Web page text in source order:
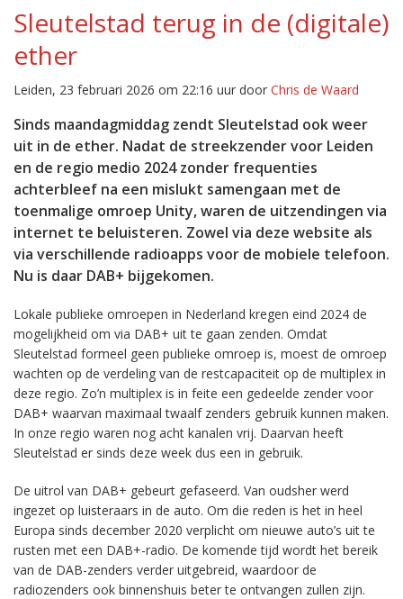
Sleutelstad terug in de (digitale)
ether
Leiden, 23 februari 2026 om 22:16 uur door Chris de Waard
Sinds maandagmiddag zendt Sleutelstad ook weer
uit in de ether. Nadat de streekzender voor Leiden
en de regio medio 2024 zonder frequenties
achterbleef na een mislukt samengaan met de
toenmalige omroep Unity, waren de uitzendingen via
internet te beluisteren. Zowel via deze website als
via verschillende radioapps voor de mobiele telefoon.
Nu is daar DAB+ bijgekomen.
Lokale publieke omroepen in Nederland kregen eind 2024 de
mogelijkheid om via DAB+ uit te gaan zenden. Omdat
Sleutelstad formeel geen publieke omroep is, moest de omroep
wachten op de verdeling van de restcapaciteit op de multiplex in
deze regio. Zo’n multiplex is in feite een gedeelde zender voor
DAB+ waarvan maximaal twaalf zenders gebruik kunnen maken.
In onze regio waren nog acht kanalen vrij. Daarvan heeft
Sleutelstad er sinds deze week dus een in gebruik.
De uitrol van DAB+ gebeurt gefaseerd. Van oudsher werd
ingezet op luisteraars in de auto. Om die reden is het in heel
Europa sinds december 2020 verplicht om nieuwe auto’s uit te
rusten met een DAB+-radio. De komende tijd wordt het bereik
van de DAB-zenders verder uitgebreid, waardoor de
radiozenders ook binnenshuis beter te ontvangen zullen zijn.